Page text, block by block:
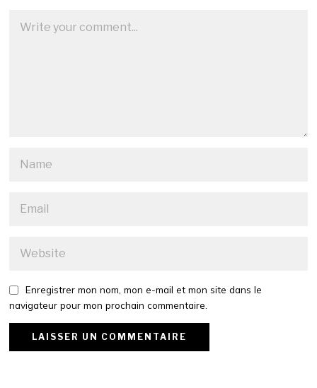
Enregistrer mon nom, mon e-mail et mon site dans le
navigateur pour mon prochain commentaire.